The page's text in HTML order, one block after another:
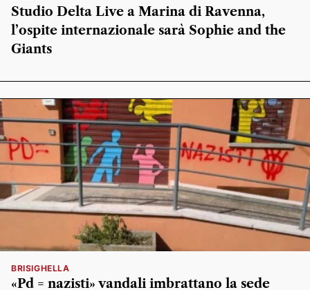
Studio Delta Live a Marina di Ravenna,
l’ospite internazionale sarà Sophie and the
Giants
BRISIGHELLA
«Pd = nazisti» vandali imbrattano la sede